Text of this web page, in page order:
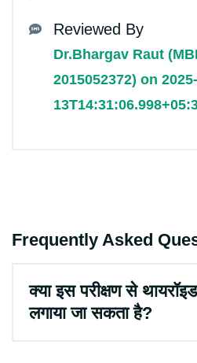
Reviewed By
Dr.Bhargav Raut
2015052372) on
Frequently Asked
क्या इस परीक्षण से
लगाया जा सकता है?